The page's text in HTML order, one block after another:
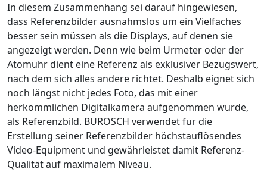
In diesem Zusammenhang sei darauf hingewiesen,
dass Referenzbilder ausnahmslos um ein Vielfaches
besser sein müssen als die Displays, auf denen sie
angezeigt werden. Denn wie beim Urmeter oder der
Atomuhr dient eine Referenz als exklusiver Bezugswert,
nach dem sich alles andere richtet. Deshalb eignet sich
noch längst nicht jedes Foto, das mit einer
herkömmlichen Digitalkamera aufgenommen wurde,
als Referenzbild. BUROSCH verwendet für die
Erstellung seiner Referenzbilder höchstauflösendes
Video-Equipment und gewährleistet damit Referenz-
Qualität auf maximalem Niveau.